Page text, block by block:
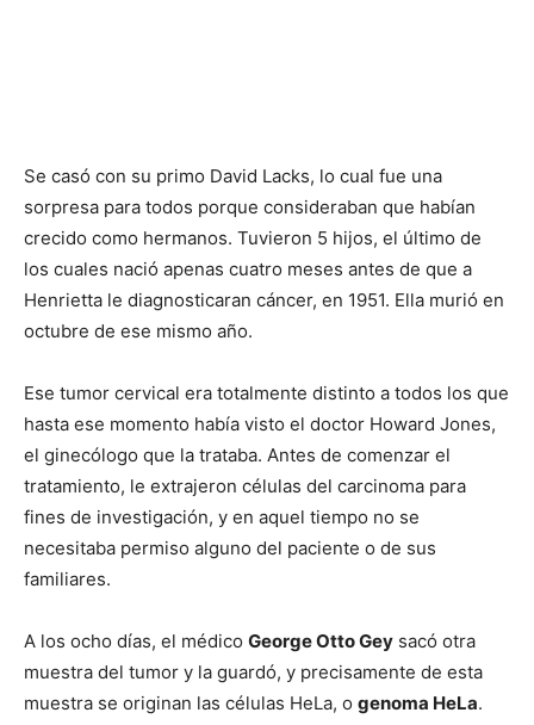
Se casó con su primo David Lacks, lo cual fue una
sorpresa para todos porque consideraban que habían
crecido como hermanos. Tuvieron 5 hijos, el último de
los cuales nació apenas cuatro meses antes de que a
Henrietta le diagnosticaran cáncer, en 1951. Ella murió en
octubre de ese mismo año.
Ese tumor cervical era totalmente distinto a todos los que
hasta ese momento había visto el doctor Howard Jones,
el ginecólogo que la trataba. Antes de comenzar el
tratamiento, le extrajeron células del carcinoma para
fines de investigación, y en aquel tiempo no se
necesitaba permiso alguno del paciente o de sus
familiares.
A los ocho días, el médico George Otto Gey sacó otra
muestra del tumor y la guardó, y precisamente de esta
muestra se originan las células HeLa, o genoma HeLa.